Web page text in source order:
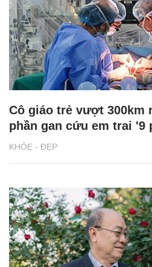
KHỎE - ĐẸP
Cô giáo trẻ vượt 300km
phần gan cứu em trai '9